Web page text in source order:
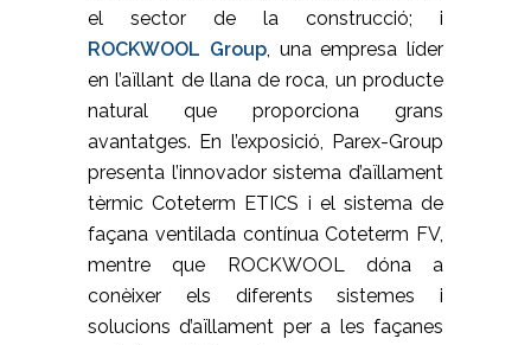
el sector de la construcció; i
ROCKWOOL Group, una empresa líder
en l’aïllant de llana de roca, un producte
natural que proporciona grans
avantatges. En l’exposició, Parex-Group
presenta l’innovador sistema d’aïllament
tèrmic Coteterm ETICS i el sistema de
façana ventilada contínua Coteterm FV,
mentre que ROCKWOOL dóna a
conèixer els diferents sistemes i
solucions d’aïllament per a les façanes